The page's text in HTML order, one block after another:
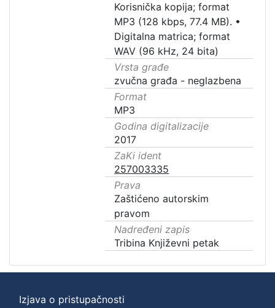
Korisnička kopija; format
MP3 (128 kbps, 77.4 MB). •
Digitalna matrica; format
WAV (96 kHz, 24 bita)
Vrsta građe
zvučna građa - neglazbena
Format
MP3
Godina digitalizacije
2017
ZaKi ident
257003335
Prava
Zaštićeno autorskim
pravom
Nadređeni zapis
Tribina Književni petak
Izjava o pristupačnosti